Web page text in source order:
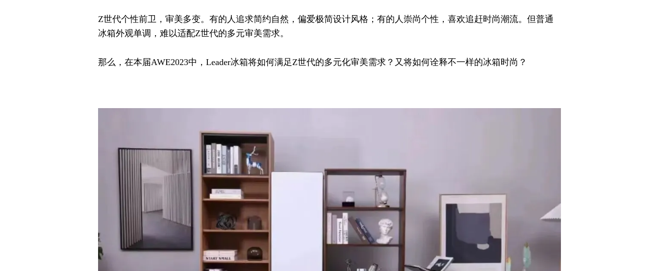
Z世代个性前卫，审美多变。有的人追求简约自然，偏爱极简设计风格；有的人崇尚个性，喜欢追赶时尚潮流。但普通
冰箱外观单调，难以适配Z世代的多元审美需求。
那么，在本届AWE2023中，Leader冰箱将如何满足Z世代的多元化审美需求？又将如何诠释不一样的冰箱时尚？